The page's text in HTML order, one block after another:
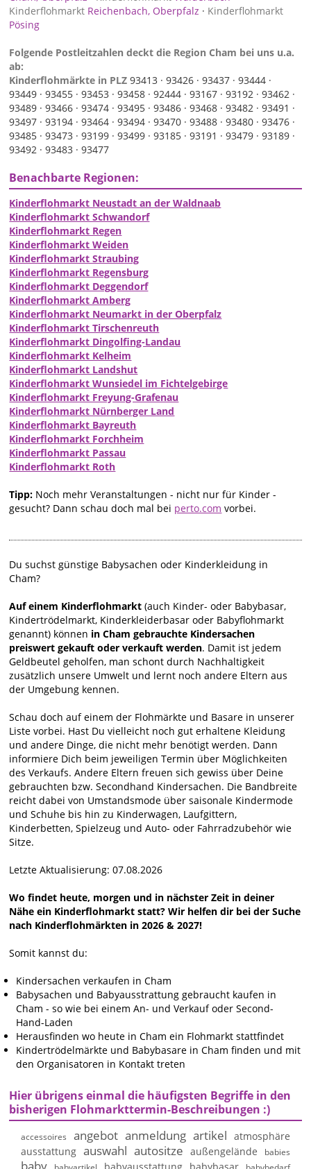
Kinderflohmarkt Reichenbach, Oberpfalz · Kinderflohmarkt
Pösing
Folgende Postleitzahlen deckt die Region Cham bei uns u.a.
ab:
Kinderflohmärkte in PLZ93413 ·93426 ·93437 ·93444 ·
93449 ·93455 ·93453 ·93458 ·92444 ·93167 ·93192 ·93462 ·
93489 ·93466 ·93474 ·93495 ·93486 ·93468 ·93482 ·93491 ·
93497 ·93194 ·93464 ·93494 ·93470 ·93488 ·93480 ·93476 ·
93485 ·93473 ·93199 ·93499 ·93185 ·93191 ·93479 ·93189 ·
93492 ·93483 ·93477
Benachbarte Regionen:
Kinderflohmarkt Neustadt an der Waldnaab
Kinderflohmarkt Schwandorf
Kinderflohmarkt Regen
Kinderflohmarkt Weiden
Kinderflohmarkt Straubing
Kinderflohmarkt Regensburg
Kinderflohmarkt Deggendorf
Kinderflohmarkt Amberg
Kinderflohmarkt Neumarkt in der Oberpfalz
Kinderflohmarkt Tirschenreuth
Kinderflohmarkt Dingolfing-Landau
Kinderflohmarkt Kelheim
Kinderflohmarkt Landshut
Kinderflohmarkt Wunsiedel im Fichtelgebirge
Kinderflohmarkt Freyung-Grafenau
Kinderflohmarkt Nürnberger Land
Kinderflohmarkt Bayreuth
Kinderflohmarkt Forchheim
Kinderflohmarkt Passau
Kinderflohmarkt Roth
Tipp: Noch mehr Veranstaltungen - nicht nur für Kinder -
gesucht? Dann schau doch mal bei perto.com vorbei.
Du suchst günstige Babysachen oder Kinderkleidung in
Cham?
Auf einem Kinderflohmarkt (auch Kinder- oder Babybasar,
Kindertrödelmarkt, Kinderkleiderbasar oder Babyflohmarkt
genannt) können in Cham gebrauchte Kindersachen
preiswert gekauft oder verkauft werden. Damit ist jedem
Geldbeutel geholfen, man schont durch Nachhaltigkeit
zusätzlich unsere Umwelt und lernt noch andere Eltern aus
der Umgebung kennen.
Schau doch auf einem der Flohmärkte und Basare in unserer
Liste vorbei. Hast Du vielleicht noch gut erhaltene Kleidung
und andere Dinge, die nicht mehr benötigt werden. Dann
informiere Dich beim jeweiligen Termin über Möglichkeiten
des Verkaufs. Andere Eltern freuen sich gewiss über Deine
gebrauchten bzw. Secondhand Kindersachen. Die Bandbreite
reicht dabei von Umstandsmode über saisonale Kindermode
und Schuhe bis hin zu Kinderwagen, Laufgittern,
Kinderbetten, Spielzeug und Auto- oder Fahrradzubehör wie
Sitze.
Letzte Aktualisierung: 07.08.2026
Wo findet heute, morgen und in nächster Zeit in deiner
Nähe ein Kinderflohmarkt statt? Wir helfen dir bei der Suche
nach Kinderflohmärkten in 2026 & 2027!
Somit kannst du:
Kindersachen verkaufen in Cham
Babysachen und Babyausstrattung gebraucht kaufen in
Cham - so wie bei einem An- und Verkauf oder Second-
Hand-Laden
Herausfinden wo heute in Cham ein Flohmarkt stattfindet
Kindertrödelmärkte und Babybasare in Cham finden und mit
den Organisatoren in Kontakt treten
Hier übrigens einmal die häufigsten Begriffe in den
bisherigen Flohmarkttermin-Beschreibungen :)
accessoires angebot anmeldung artikel atmosphäre
ausstattung auswahl autositze außengelände babies